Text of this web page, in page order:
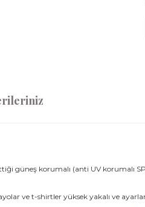
güneş korumalı (anti UV korumalı
ve t-shirtler yüksek yakalı ve